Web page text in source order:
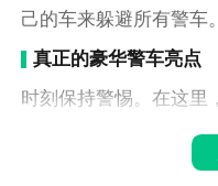
己的车来躲避所有警车。
真正的豪华警车亮点
时刻保持警惕。在这里
能，选择正确的道路驾
真正的豪华警车游戏任